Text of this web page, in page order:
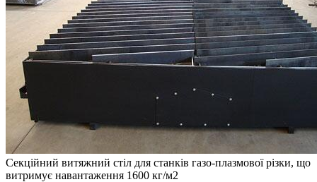
Секційний витяжний стіл для станків газо-плазмової різки, що
витримує навантаження 1600 кг/м2